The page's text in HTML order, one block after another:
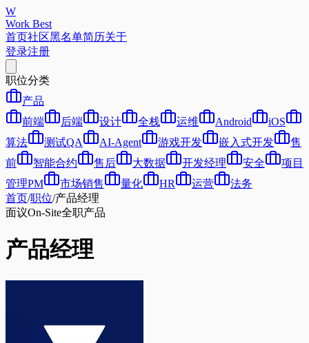
W
Work Best
首页社区黑名单简历关于
登录注册
职位分类
产品
前端
后端 设计 全栈 运维 Android
iOS
算法
测试QA AI-Agent 游戏开发 嵌入式开发
售
前
智能合约 售后 大数据 开发经理 安全
项目
管理PM
市场销售 量化 HR 运营
法务
首页/职位/产品经理
面议On-Site全职产品
产品经理